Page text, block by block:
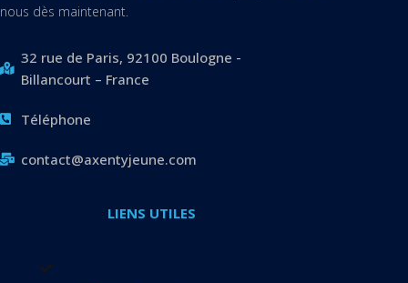
nous dès maintenant.
32 rue de Paris, 92100 Boulogne -
Billancourt – France
Téléphone
contact@axentyjeune.com
LIENS UTILES